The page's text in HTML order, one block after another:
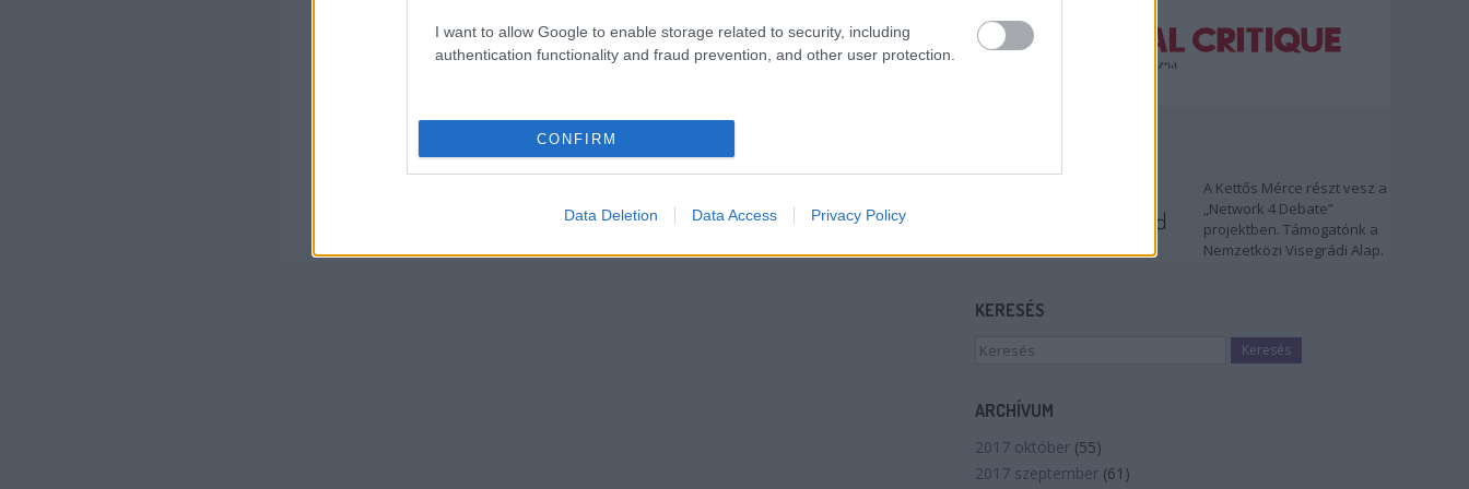
I want to allow Google to enable storage related to security, including
authentication functionality and fraud prevention, and other user protection.
CONFIRM
Data Deletion Data Access Privacy Policy
A Kettős Mérce részt vesz a
„Network 4 Debate”
projektben. Támogatónk a
Nemzetközi Visegrádi Alap.
KERESÉS
ARCHÍVUM
2017 október (55)
2017 szeptember (61 )